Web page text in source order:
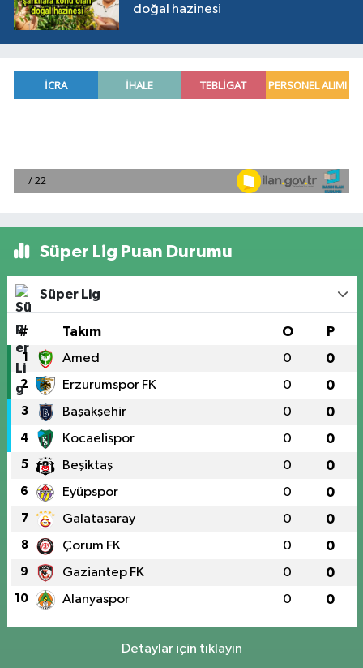
doğal hazinesi
Süper Lig Puan Durumu
Süper Lig
# Takım O P
1 Amed 0 0
2 Erzurumspor FK 0 0
3 Başakşehir 0 0
4 Kocaelispor 0 0
5 Beşiktaş 0 0
6 Eyüpspor 0 0
7 Galatasaray 0 0
8 Çorum FK 0 0
9 Gaziantep FK 0 0
10 Alanyaspor 0 0
Detaylar için tıklayın